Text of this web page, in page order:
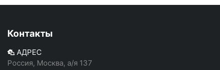
Контакты
АДРЕС
Россия, Москва, а/я 137